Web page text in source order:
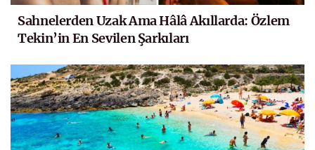
Sahnelerden Uzak Ama Hâlâ Akıllarda: Özlem
Tekin’in En Sevilen Şarkıları